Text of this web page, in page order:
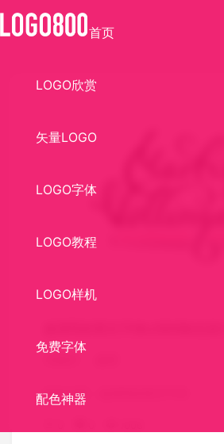
首页
LOGO欣赏
矢量LOGO
LOGO字体
LOGO教程
LOGO样机
免费字体
配色神器
标志介绍：超漂亮的英文字体